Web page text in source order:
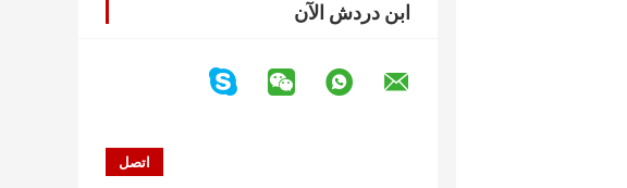
ابن دردش الآن